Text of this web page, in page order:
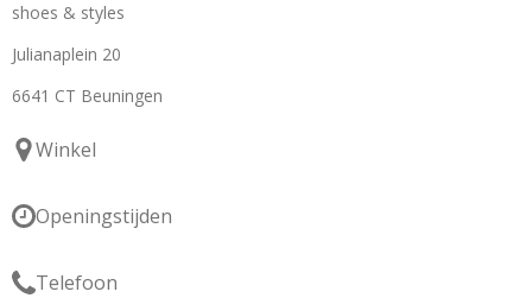
shoes & styles
Julianaplein 20
6641 CT Beuningen
Winkel
Openingstijden
Telefoon